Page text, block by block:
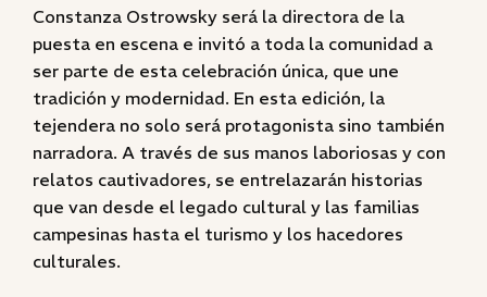
Constanza Ostrowsky será la directora de la
puesta en escena e invitó a toda la comunidad a
ser parte de esta celebración única, que une
tradición y modernidad. En esta edición, la
tejendera no solo será protagonista sino también
narradora. A través de sus manos laboriosas y con
relatos cautivadores, se entrelazarán historias
que van desde el legado cultural y las familias
campesinas hasta el turismo y los hacedores
culturales.